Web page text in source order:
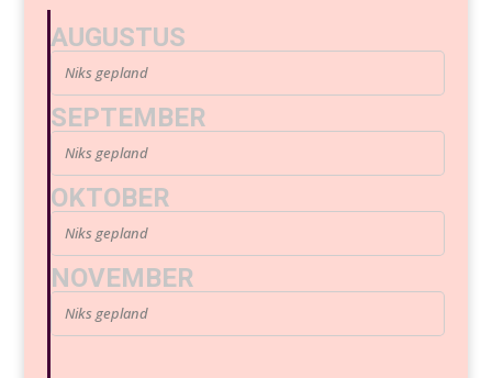
AUGUSTUS
Niks gepland
SEPTEMBER
Niks gepland
OKTOBER
Niks gepland
NOVEMBER
Niks gepland